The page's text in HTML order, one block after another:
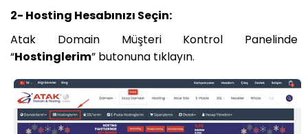
2- Hosting Hesabınızı Seçin:
Atak Domain Müşteri Kontrol Panelinde
“Hostinglerim” butonuna tıklayın.